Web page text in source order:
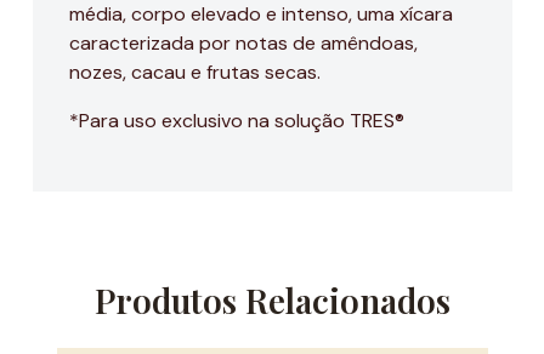
média, corpo elevado e intenso, uma xícara
caracterizada por notas de amêndoas,
nozes, cacau e frutas secas.
*Para uso exclusivo na solução TRES®
Produtos Relacionados